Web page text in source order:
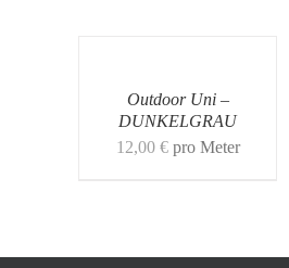
Outdoor Uni –
DUNKELGRAU
12,00 € pro Meter